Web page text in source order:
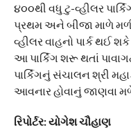
૪૦૦થી વધુ ટુ-વ્હીલર
પ્રથમ અને બીજા માળે
વ્હીલર વાહનો પાર્ક થઈ
આ પાર્કિંગ શરૂ થતાં
પાર્કિંગનું સંચાલન શ્રી
આવનાર હોવાનું જાણવા
રિપોર્ટર: યોગેશ ચૌહાણ